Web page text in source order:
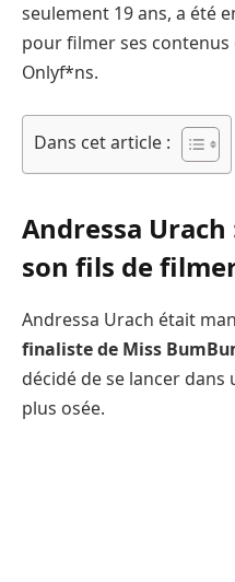
seulement 19 ans, a été
pour filmer ses
Onlyf*ns.
Dans cet article :
Andressa
son fils de
Andressa Urach était
finaliste de Miss
décidé de se lancer
plus osée.